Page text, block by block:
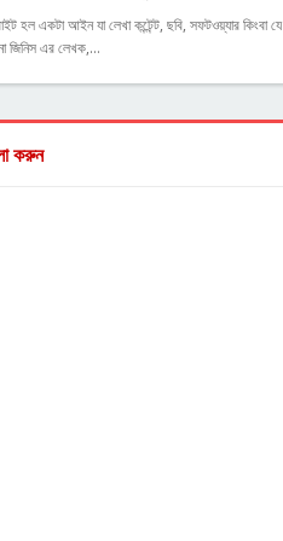
হল একটা আইন যা লেখা কন্টেন্ট, ছবি, সফটওয়্যার কিংবা যে
জিনিস এর লেখক,…
করুন